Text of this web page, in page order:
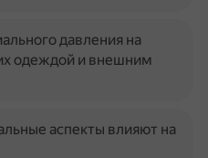
давления на
одеждой и внешним
аспекты влияют на